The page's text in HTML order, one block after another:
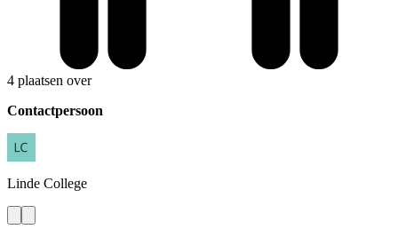
4 plaatsen over
Contactpersoon
Linde College